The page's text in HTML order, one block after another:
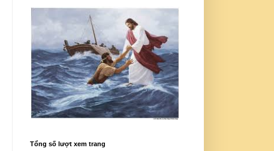
Tổng số lượt xem trang